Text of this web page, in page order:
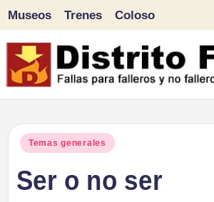
Saltar
al
Museos Trenes Coloso
Publicado
Temas generales
Ser o no ser